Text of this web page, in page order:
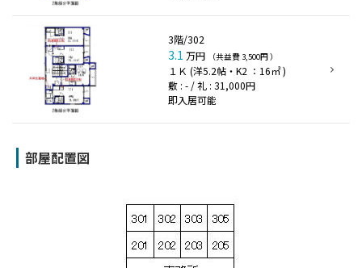
3階/302
3.1 万円 （共益費 3,500円 ）
１Ｋ (洋5.2帖・K2 ：16㎡ )
敷 : - / 礼 : 31,000円
即入居可能
部屋配置図